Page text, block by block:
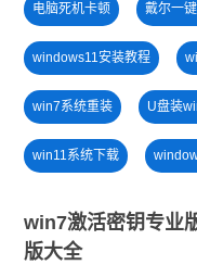
电脑死机卡顿 戴尔一
windows11安装教程
win7系统重装 U盘装
win11系统下载
小白一键重装系统绿色版
win7激活密钥专业
版大全